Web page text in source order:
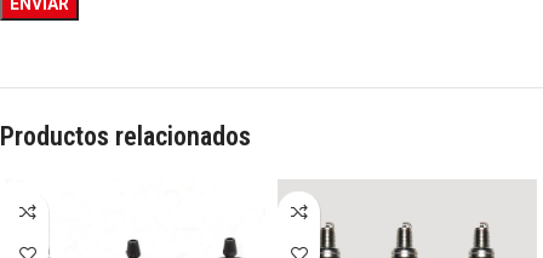
Productos relacionados